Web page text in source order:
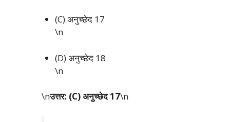
(C) अनुच्छेद 17
\n
(D) अनुच्छेद 18
\n
\nउत्तर: (C) अनुच्छेद 17\n